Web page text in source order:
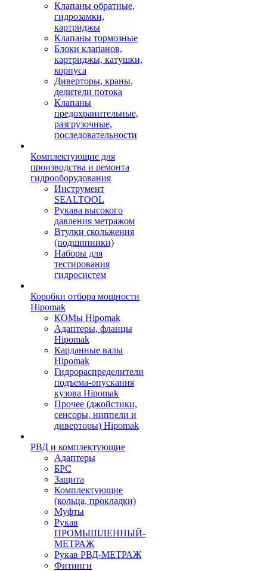
Клапаны обратные,
гидрозамки,
картриджы
Клапаны тормозные
Блоки клапанов,
картриджы, катушки,
корпуса
Диверторы, краны,
делители потока
Клапаны
предохранительные,
разгрузочные,
последовательности
Комплектующие для
производства и ремонта
гидрооборудования
Инструмент
SEALTOOL
Рукава высокого
давления метражом
Втулки скольжения
(подшипники)
Наборы для
тестирования
гидросистем
Коробки отбора мощности
Hipomak
КОМы Hipomak
Адаптеры, фланцы
Hipomak
Карданные валы
Hipomak
Гидрораспределители
подъема-опускания
кузова Hipomak
Прочее (джойстики,
сенсоры, ниппели и
диверторы) Hipomak
РВД и комплектующие
Адаптеры
БРС
Защита
Комплектующие
(кольца, прокладки)
Муфты
Рукав
ПРОМЫШЛЕННЫЙ-
МЕТРАЖ
Рукав РВД-МЕТРАЖ
Фитинги